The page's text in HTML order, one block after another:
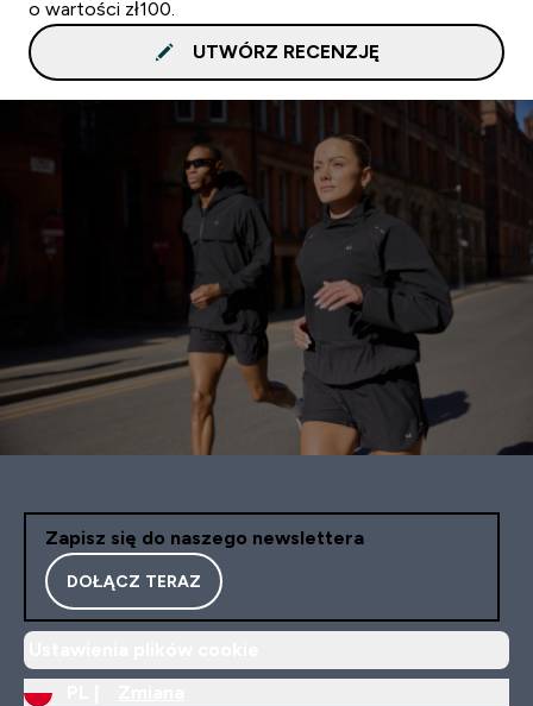
o wartości zł100.
UTWÓRZ RECENZJĘ
Zapisz się do naszego newslettera
DOŁĄCZ TERAZ